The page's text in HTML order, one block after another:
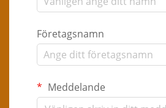
Företagsnamn
Meddelande